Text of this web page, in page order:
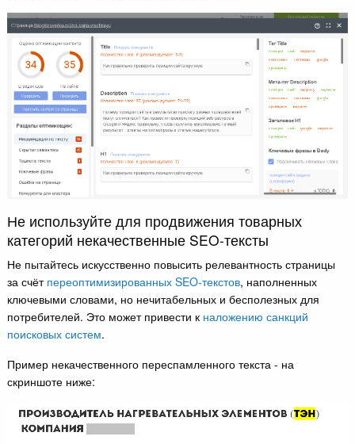
Не используйте для продвижения товарных
категорий некачественные SEO-тексты
Не пытайтесь искусственно повысить релевантность страницы
за счёт переоптимизированных SEO-текстов, наполненных
ключевыми словами, но нечитабельных и бесполезных для
потребителей. Это может привести к наложению санкций
поисковых систем.
Пример некачественного переспамленного текста - на
скриншоте ниже: